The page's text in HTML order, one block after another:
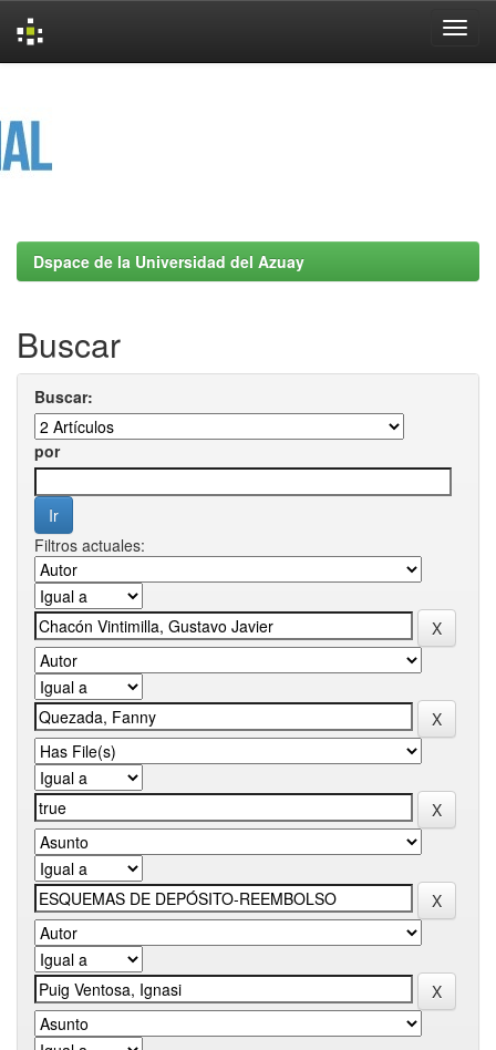
Dspace de la Universidad del Azuay
Buscar
Buscar:
por
Filtros actuales: